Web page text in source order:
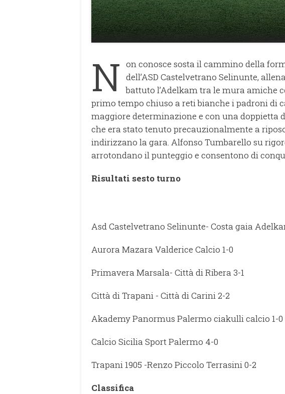
N on conosce sosta il cammino della
dell’ASD Castelvetrano Selinunte,
battuto l’Adelkam tra le mura amiche
primo tempo chiuso a reti bianche i padroni di
maggiore determinazione e con una doppietta
che era stato tenuto precauzionalmente a
indirizzano la gara. Alfonso Tumbarello su
arrotondano il punteggio e consentono di
Risultati sesto turno
Asd Castelvetrano Selinunte- Costa gaia
Aurora Mazara Valderice Calcio 1-0
Primavera Marsala- Città di Ribera 3-1
Città di Trapani - Città di Carini 2-2
Akademy Panormus Palermo ciakulli calcio 1-0
Calcio Sicilia Sport Palermo 4-0
Trapani 1905 -Renzo Piccolo Terrasini 0-2
Classifica